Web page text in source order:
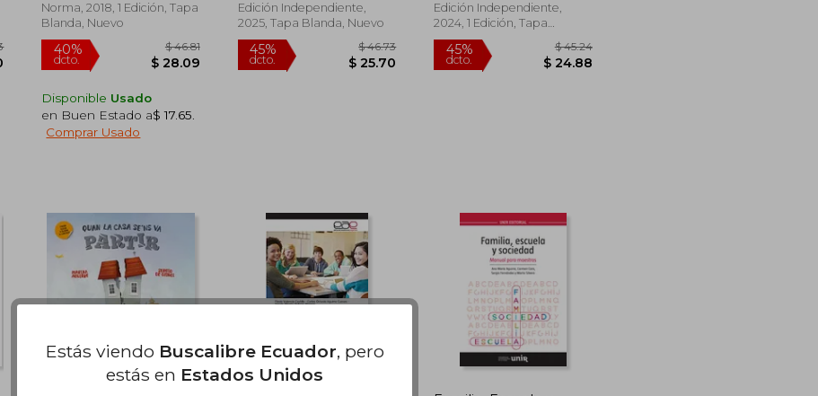
Norma, 2018, 1 Edición, Tapa
Blanda, Nuevo
40%
dcto.
Disponible Usado
en Buen Estado a$ 17.65
Comprar Usado
Edición Independiente,
2025, Tapa Blanda, Nuevo
45%
dcto.
$ 46.73
$ 25.70
Edición Independiente,
2024, 1 Edición, Tapa
Blanda, Nuevo
45%
dcto.
Estás viendo Buscalibre Ecuador, pero
estás en Estados Unidos